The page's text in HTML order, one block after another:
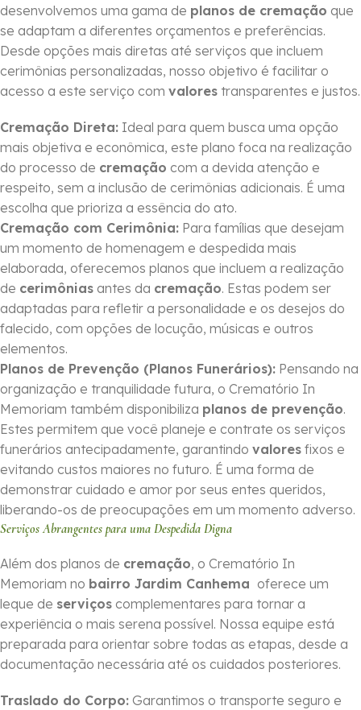
desenvolvemos uma gama de planos de cremação que
se adaptam a diferentes orçamentos e preferências.
Desde opções mais diretas até serviços que incluem
cerimônias personalizadas, nosso objetivo é facilitar o
acesso a este serviço com valores transparentes e justos.
Cremação Direta: Ideal para quem busca uma opção
mais objetiva e econômica, este plano foca na realização
do processo de cremação com a devida atenção e
respeito, sem a inclusão de cerimônias adicionais. É uma
escolha que prioriza a essência do ato.
Cremação com Cerimônia: Para famílias que desejam
um momento de homenagem e despedida mais
elaborada, oferecemos planos que incluem a realização
de cerimônias antes da cremação. Estas podem ser
adaptadas para refletir a personalidade e os desejos do
falecido, com opções de locução, músicas e outros
elementos.
Planos de Prevenção (Planos Funerários): Pensando na
organização e tranquilidade futura, o Crematório In
Memoriam também disponibiliza planos de prevenção.
Estes permitem que você planeje e contrate os serviços
funerários antecipadamente, garantindo valores fixos e
evitando custos maiores no futuro. É uma forma de
demonstrar cuidado e amor por seus entes queridos,
liberando-os de preocupações em um momento adverso.
Serviços Abrangentes para uma Despedida Digna
Além dos planos de cremação, o Crematório In
Memoriam no bairro Jardim Canhema oferece um
leque de serviços complementares para tornar a
experiência o mais serena possível. Nossa equipe está
preparada para orientar sobre todas as etapas, desde a
documentação necessária até os cuidados posteriores.
Traslado do Corpo: Garantimos o transporte seguro e